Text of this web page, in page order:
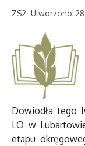
ZS2 Utworzono: 28
Dowiodła tego
LO w
etapu